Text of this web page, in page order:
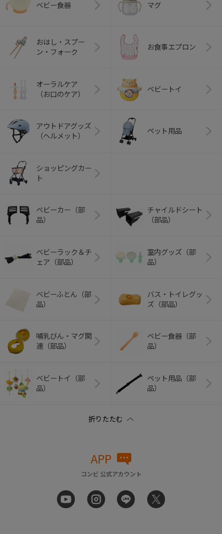
ベビー食器 マグ
おはし・スプー
ン・フォーク
お食事エプロン
オーラルケア
（お口のケア）
ベビートイ
アウトドアグッズ
（ヘルメット）
ペット用品
ショッピングカー
ト
ベビーカー（部
品）
チャイルドシート
（部品）
ベビーラック＆チ
ェア（部品）
室内グッズ（部
品）
ベビーふとん（部
品）
バス・トイレグッ
ズ（部品）
哺乳びん・マグ関
連（部品）
ベビー食器（部
品）
ベビートイ（部
品）
ペット用品（部
品）
APP
コンビ 公式アカウント